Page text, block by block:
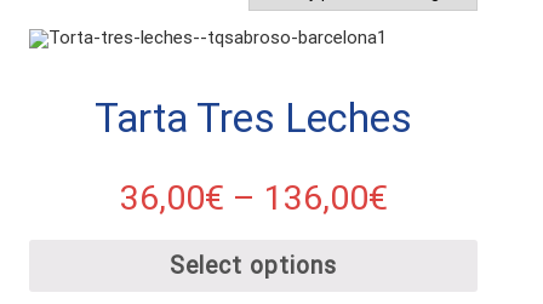
Tarta Tres Leches
36,00€ – 136,00€
Select options